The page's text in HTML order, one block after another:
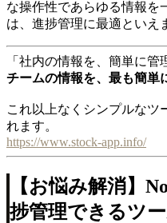
な操作性であらゆる情報を
は、進捗管理に最適といえ
「社内の情報を、簡単に管
チームの情報を、最も簡単
これ以上なくシンプルなツ
れます。
https://www.stock-app.info/
【お悩み解消】
捗管理できるツ